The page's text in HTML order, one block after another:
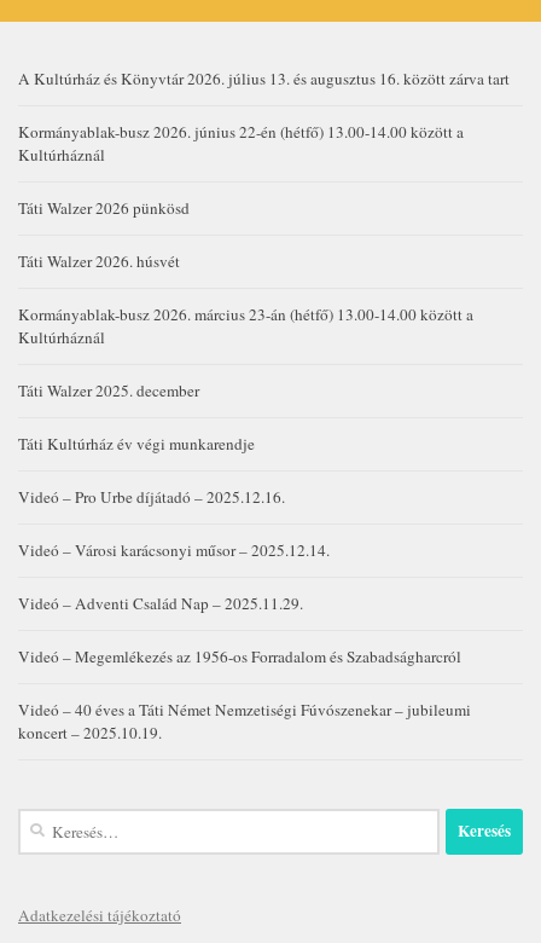
A Kultúrház és Könyvtár 2026. július 13. és augusztus 16. között zárva tart
Kormányablak-busz 2026. június 22-én (hétfő) 13.00-14.00 között a
Kultúrháznál
Táti Walzer 2026 pünkösd
Táti Walzer 2026. húsvét
Kormányablak-busz 2026. március 23-án (hétfő) 13.00-14.00 között a
Kultúrháznál
Táti Walzer 2025. december
Táti Kultúrház év végi munkarendje
Videó – Pro Urbe díjátadó – 2025.12.16.
Videó – Városi karácsonyi műsor – 2025.12.14.
Videó – Adventi Család Nap – 2025.11.29.
Videó – Megemlékezés az 1956-os Forradalom és Szabadságharcról
Videó – 40 éves a Táti Német Nemzetiségi Fúvószenekar – jubileumi
koncert – 2025.10.19.
Keresés:
Adatkezelési tájékoztató